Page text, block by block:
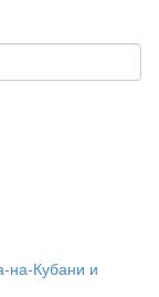
на-Кубани и